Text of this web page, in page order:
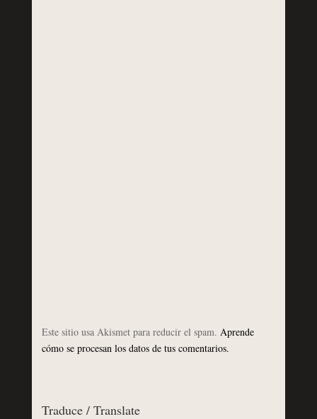
Este sitio usa Akismet para reducir el spam. Aprende
cómo se procesan los datos de tus comentarios.
Traduce / Translate